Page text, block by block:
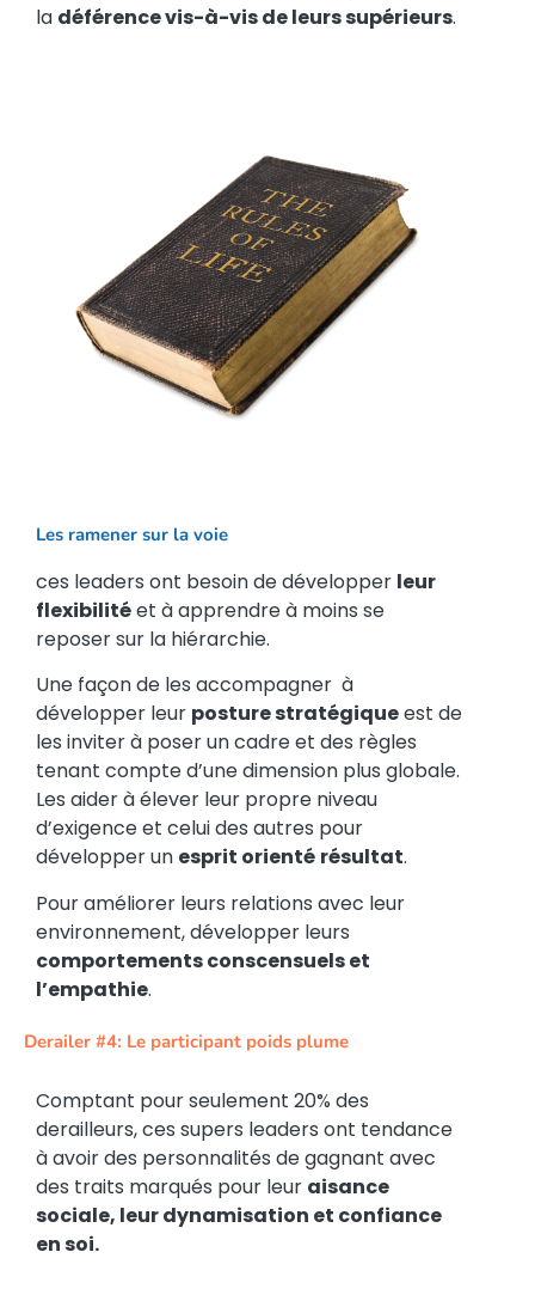
la déférence vis-à-vis de leurs supérieurs.
Les ramener sur la voie
ces leaders ont besoin de développer leur
flexibilitéet à apprendre à moins se
reposer sur la hiérarchie.
Une façon de les accompagner à
développer leur posture stratégiqueest de
les inviter à poser un cadre et des règles
tenant compte d’une dimension plus globale.
Les aider à élever leur propre niveau
d’exigence et celui des autres pour
développer un esprit orienté résultat.
Pour améliorer leurs relations avec leur
environnement, développer leurs
comportements conscensuels et
l’empathie.
Derailer #4: Le participant poids plume
Comptant pour seulement 20% des
derailleurs, ces supers leaders ont tendance
à avoir des personnalités de gagnant avec
des traits marqués pour leur aisance
sociale, leur dynamisation et confiance
en soi.